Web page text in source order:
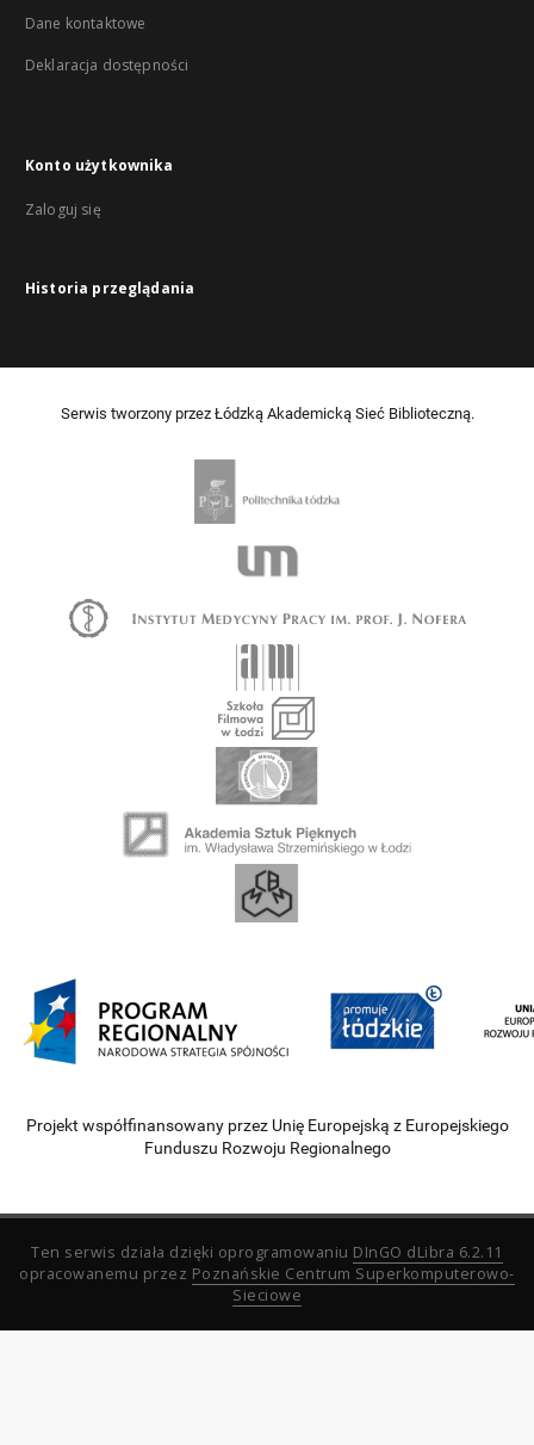
Dane kontaktowe
Deklaracja dostępności
Konto użytkownika
Zaloguj się
Historia przeglądania
Serwis tworzony przez Łódzką Akademicką Sieć Biblioteczną.
Projekt współfinansowany przez Unię Europejską z Europejskiego
Funduszu Rozwoju Regionalnego
Ten serwis działa dzięki oprogramowaniu DInGO dLibra 6.2.11
opracowanemu przez Poznańskie Centrum Superkomputerowo-
Sieciowe